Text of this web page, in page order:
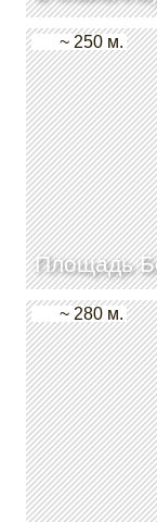
Площадь
~ 250 м.
~ 280 м.